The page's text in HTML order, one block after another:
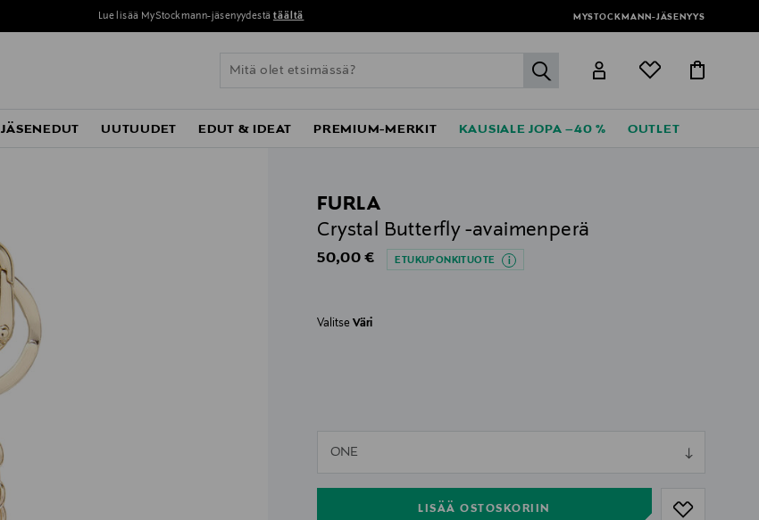
Lue lisää MyStockmann-jäsenyydestä täältä MYSTOCKMANN-JÄSENYYS
label.header.go
JÄSENEDUT UUTUUDET EDUT & IDEAT PREMIUM-MERKIT KAUSIALE JOPA –40 % OUTLET
FURLA
Crystal Butterfly -avaimenperä
Original Price
50,00 € ETUKUPONKITUOTE
ValitseVäri
ONE
LISÄÄ OSTOSKORIIN
null